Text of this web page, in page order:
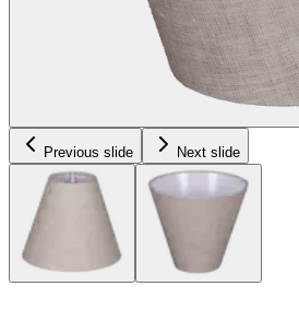
Previous slide Next slide